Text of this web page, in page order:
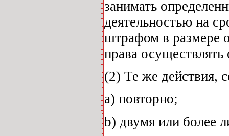
занимать
деятельностью на
штрафом в размере
права
(2) Те же действия,
а) повторно;
b) двумя или более